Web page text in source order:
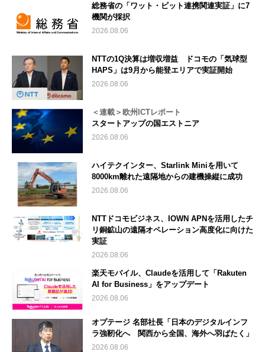
総務省の「ワット・ビット連携関連実証」に7
機関が採択
2026.08.06
NTTの1Q決算は増収増益 ドコモの「気球型
HAPS」は9月から能登エリアで実証開始
2026.08.06
＜連載＞欧州ICTレポート
スタートアップの国エストニア
2026.08.06
ハイテクインター、Starlink Miniを用いて
8000km離れた遠隔地からの建機操縦に成功
2026.08.06
NTTドコモビジネス、IOWN APNを活用したチ
リ銅鉱山の遠隔オペレーション高度化に向けた
実証
2026.08.06
楽天モバイル、Claudeを活用して「Rakuten
AI for Business」をアップデート
2026.08.06
オプテージ 名部社長「日本のデジタルインフ
ラ強靭化へ 関西から全国、海外へ羽ばたく」
2026.08.06